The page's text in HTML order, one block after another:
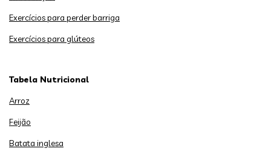
Exercícios para perder barriga
Exercícios para glúteos
Tabela Nutricional
Arroz
Feijão
Batata inglesa